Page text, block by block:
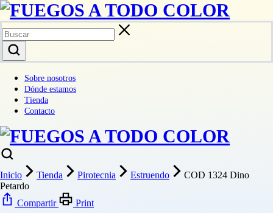
Sobre nosotros
Dónde estamos
Tienda
Contacto
Inicio Tienda Pirotecnia Estruendo
COD 1324 Dino
Petardo
Compartir
Print